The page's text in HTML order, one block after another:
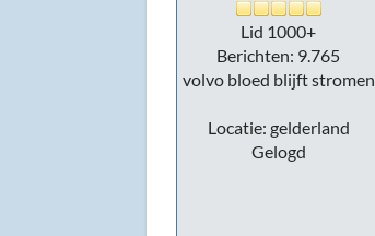
Lid 1000+
Berichten: 9.765
volvo bloed blijft stromen
Locatie: gelderland
Gelogd